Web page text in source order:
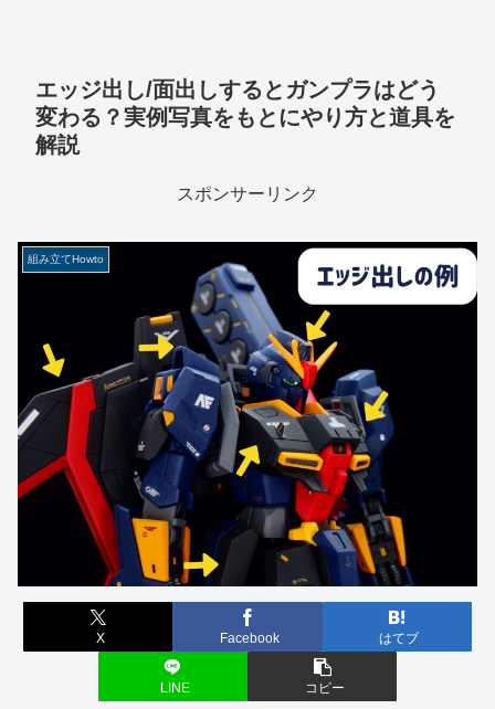
エッジ出し/面出しするとガンプラはどう
変わる？実例写真をもとにやり方と道具を
解説
スポンサーリンク
組み立てHowto
X Facebook はてブ
LINE コピー